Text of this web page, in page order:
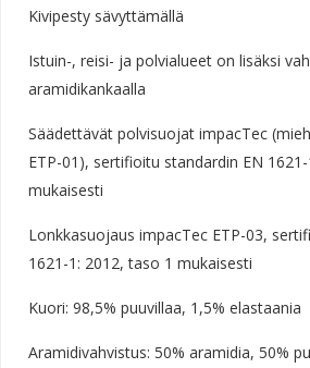
Kivipesty sävyttämällä
Istuin-, reisi- ja polvialueet on lisäksi
aramidikankaalla
Säädettävät polvisuojat impacTec
ETP-01), sertifioitu standardin EN
mukaisesti
Lonkkasuojaus impacTec ETP-03,
1621-1: 2012, taso 1 mukaisesti
Kuori: 98,5% puuvillaa, 1,5% elastaania
Aramidivahvistus: 50% aramidia, 50%